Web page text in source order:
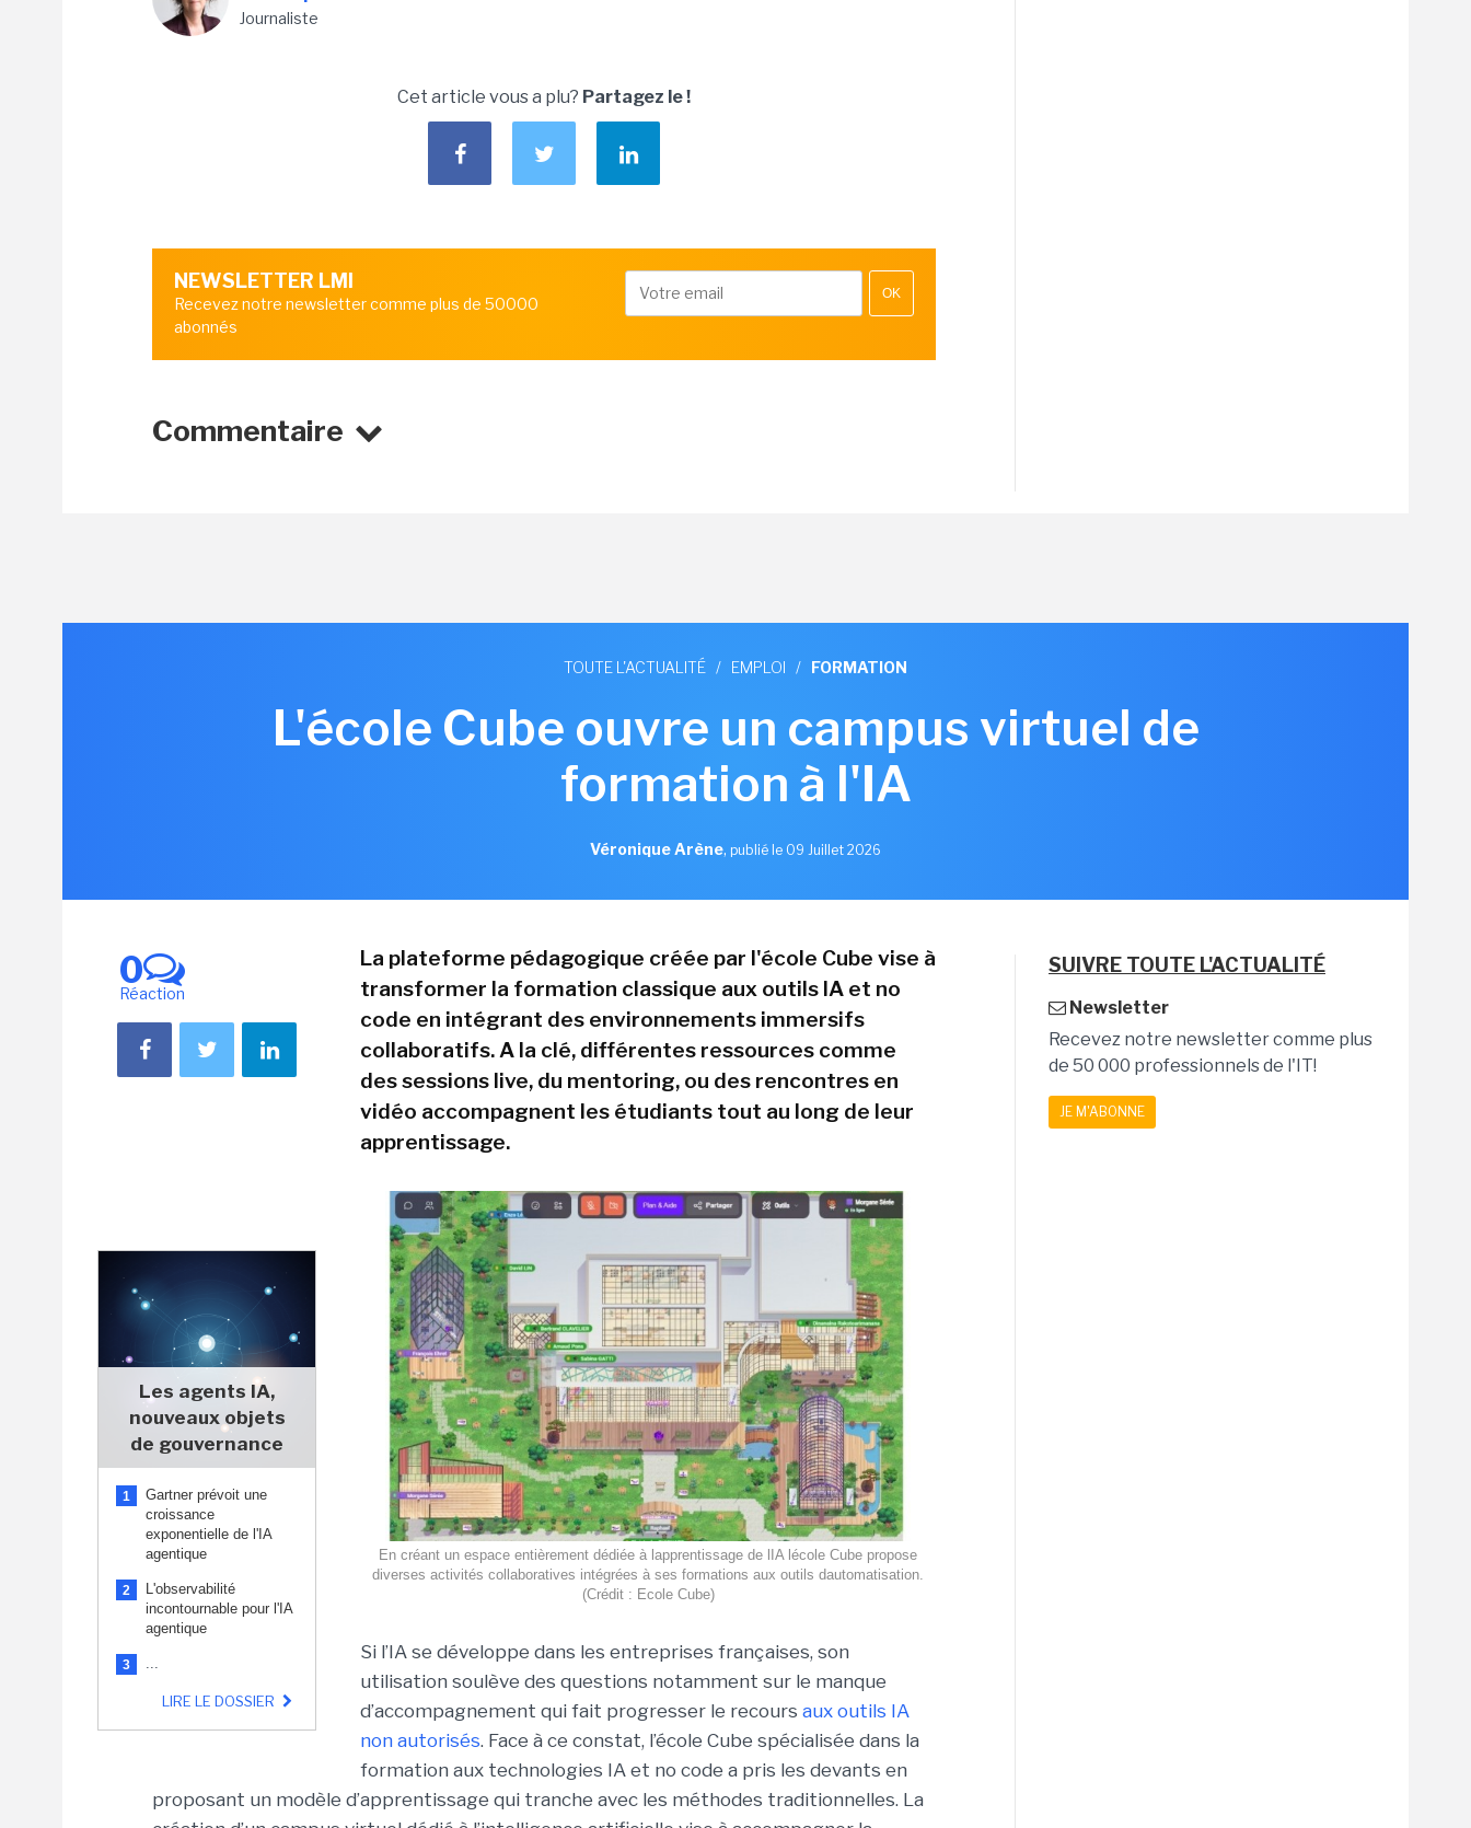
Journaliste
Cet article vous a plu? Partagez le !
NEWSLETTER LMI
Recevez notre newsletter comme plus de 50000
abonnés
OK
Commentaire
TOUTE L'ACTUALITÉ / EMPLOI / FORMATION
L'école Cube ouvre un campus virtuel de
formation à l'IA
Véronique Arène, publié le 09 Juillet 2026
0
Réaction
Les agents IA,
nouveaux objets
de gouvernance
1
Gartner prévoit une
croissance
exponentielle de l'IA
agentique
2
L'observabilité
incontournable pour l'IA
agentique
3 ...
LIRE LE DOSSIER
La plateforme pédagogique créée par l'école Cube vise à
transformer la formation classique aux outils IA et no
code en intégrant des environnements immersifs
collaboratifs. A la clé, différentes ressources comme
des sessions live, du mentoring, ou des rencontres en
vidéo accompagnent les étudiants tout au long de leur
apprentissage.
En créant un espace entièrement dédiée à lapprentissage de lIA lécole Cube propose
diverses activités collaboratives intégrées à ses formations aux outils dautomatisation.
(Crédit : Ecole Cube)
Si l’IA se développe dans les entreprises françaises, son
utilisation soulève des questions notamment sur le manque
d’accompagnement qui fait progresser le recours aux outils IA
non autorisés. Face à ce constat, l’école Cube spécialisée dans la
formation aux technologies IA et no code a pris les devants en
proposant un modèle d’apprentissage qui tranche avec les méthodes traditionnelles. La
SUIVRE TOUTE L'ACTUALITÉ
Newsletter
Recevez notre newsletter comme plus
de 50 000 professionnels de l'IT!
JE M'ABONNE